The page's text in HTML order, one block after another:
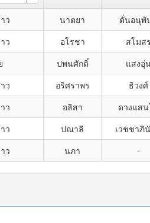
ว นาตยา ตั่นอนุพั
ว อโรชา สโมสร
ปพนศักดิ์ แสงอุ่
ว อริศราพร ธิวงศ์
ว อลิสา ดวงแสน
ว ปณาลี เวชชาภิ
ว นภา -